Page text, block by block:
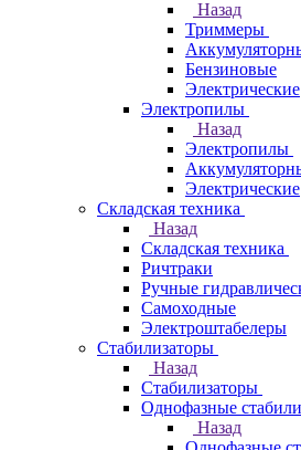
Назад
Триммеры
Бензиновые
Электрические
Электропилы
Назад
Электропилы
Электрические
Складская техника
Назад
Складская техника
Ричтраки
Ручные
Самоходные
Электроштабелеры
Стабилизаторы
Назад
Стабилизаторы
Однофазные
Назад